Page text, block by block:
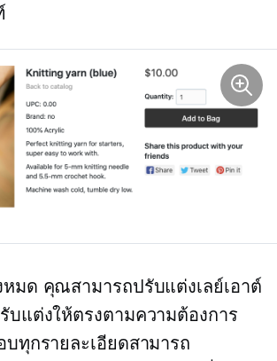
มด คุณสามารถปรับแต่งเลย์เอาต์
บแต่งให้ตรงตามความต้องการ
ทุกรายละเอียดสามารถ